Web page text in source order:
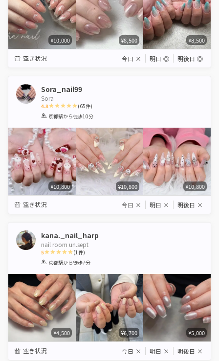
¥10,000 ¥8,500 ¥8,500
空き状況 今日 × 明日 ◎ 明後日 ◎
Sora_nail99
Sora
4.8
1 2 3 4 5
(65件)
京都駅から徒歩10分
¥10,800 ¥10,800 ¥10,800
空き状況 今日 × 明日 × 明後日 ×
kana._nail_harp
nail room un.sept
5
1 2 3 4 5
(1件)
京都駅から徒歩7分
¥4,500 ¥6,700 ¥5,000
空き状況 今日 × 明日 × 明後日 ×